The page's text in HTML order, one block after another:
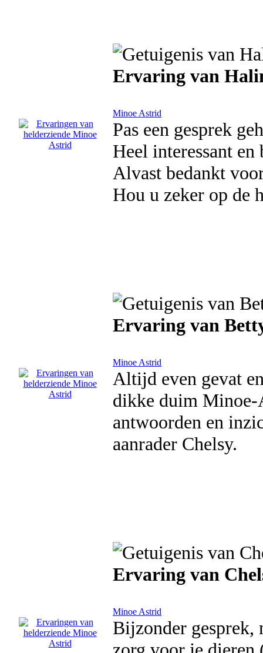
Ervaring van
Minoe Astrid
Pas een gesprek
Heel interessant en
Alvast bedankt
Hou u zeker op de
Ervaring van
Minoe Astrid
Altijd even gevat
dikke duim Minoe-
antwoorden en
aanrader Chelsy.
Ervaring van
Minoe Astrid
Bijzonder gesprek,